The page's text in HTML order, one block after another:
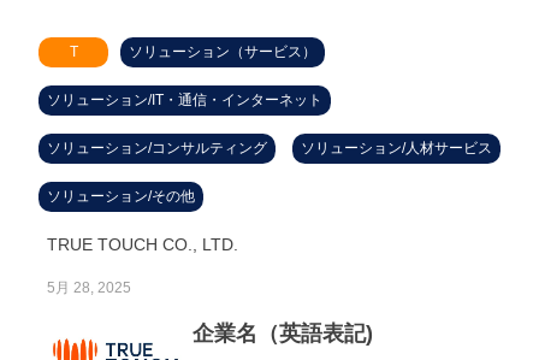
T ソリューション（サービス）
ソリューション/IT・通信・インターネット
ソリューション/コンサルティング ソリューション/人材サービス
ソリューション/その他
TRUE TOUCH CO., LTD.
5月 28, 2025
企業名（英語表記)